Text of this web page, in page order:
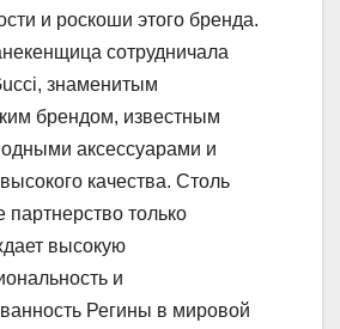
и роскоши этого бренда.
сотрудничала
знаменитым
брендом, известным
аксессуарами и
качества. Столь
партнерство только
высокую
и
Регины в мировой